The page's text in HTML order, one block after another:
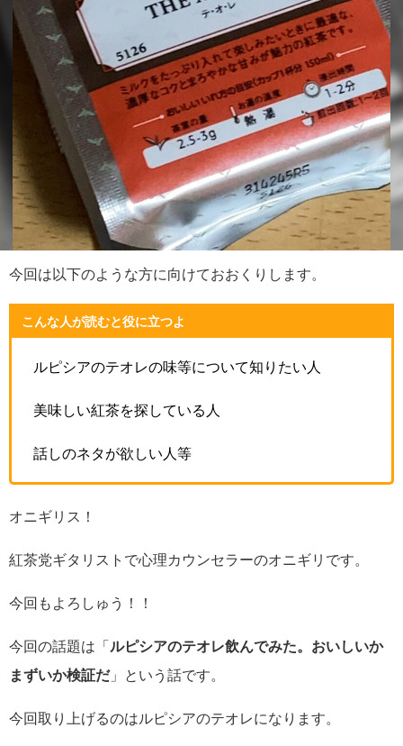
今回は以下のような方に向けておおくりします。
こんな人が読むと役に立つよ
ルピシアのテオレの味等について知りたい人
美味しい紅茶を探している人
話しのネタが欲しい人等
オニギリス！
紅茶党ギタリストで心理カウンセラーのオニギリです。
今回もよろしゅう！！
今回の話題は「 ルピシアのテオレ飲んでみた。おいしいか
まずいか検証だ」という話です。
今回取り上げるのはルピシアのテオレになります。